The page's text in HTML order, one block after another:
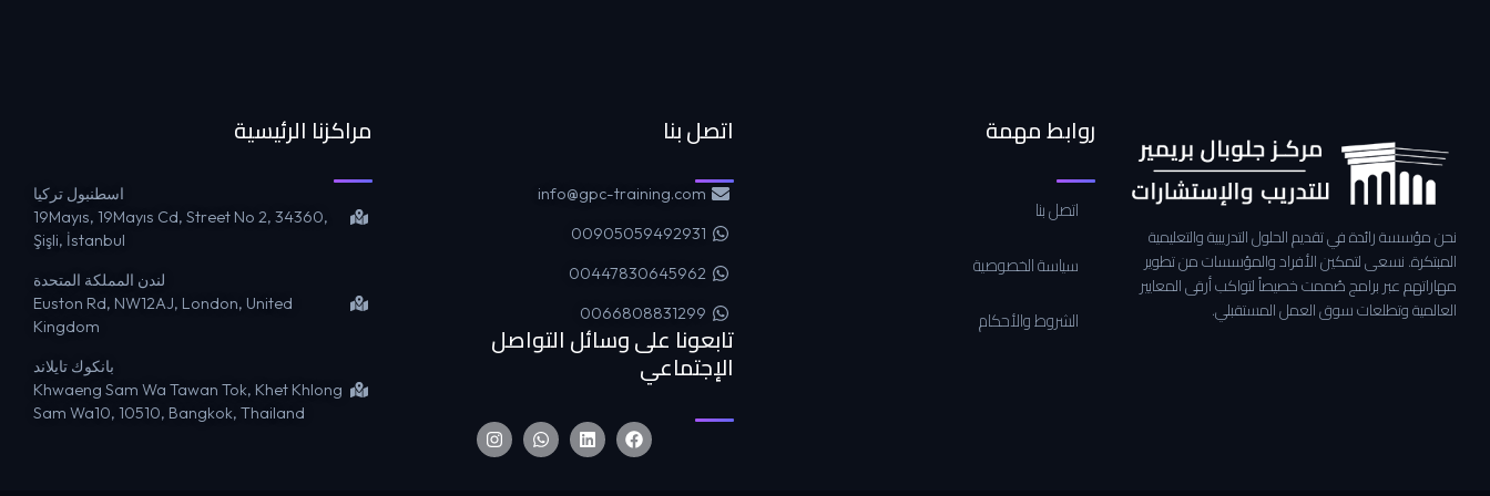
نحن مؤسسة رائدة في تقديم الحلول التدريبية والتعليمية
المبتكرة. نسعى لتمكين الأفراد والمؤسسات من تطوير
مهاراتهم عبر برامج صُممت خصيصاً لتواكب أرقى المعايير
العالمية وتطلعات سوق العمل المستقبلي.
روابط مهمة
اتصل بنا
سياسة الخصوصية
الشروط والأحكام
اتصل بنا
info@gpc-training.com
00905059492931
00447830645962
0066808831299
تابعونا على وسائل التواصل
الإجتماعي
مراكزنا الرئيسية
اسطنبول تركيا
19Mayıs, 19Mayıs Cd, Street No 2, 34360,
Şişli, İstanbul
لندن المملكة المتحدة
Euston Rd, NW12AJ, London, United
Kingdom
بانكوك تايلاند
Khwaeng Sam Wa Tawan Tok, Khet Khlong
Sam Wa10, 10510, Bangkok, Thailand